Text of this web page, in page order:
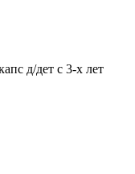
д/дет с 3-х лет